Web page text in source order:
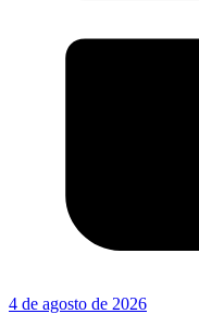
4 de agosto de 2026